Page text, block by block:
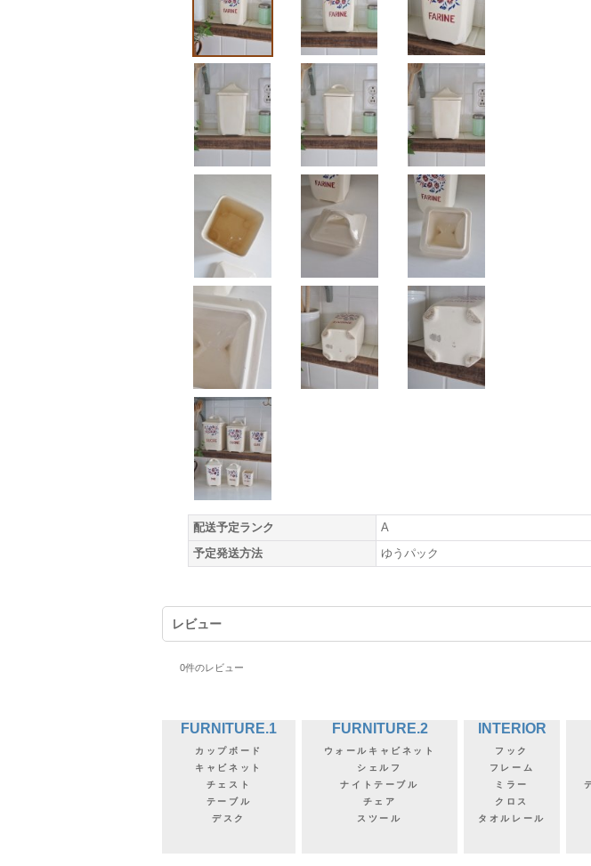
配送予定ランク
A
予定発送方法
ゆうパック
レビュー
0件のレビュー
FURNITURE.1
カップボード
キャビネット
チェスト
テーブル
デスク
FURNITURE.2
ウォールキャビネット
シェルフ
ナイトテーブル
チェア
スツール
INTERIOR
フック
フレーム
ミラー
クロス
タオルレール